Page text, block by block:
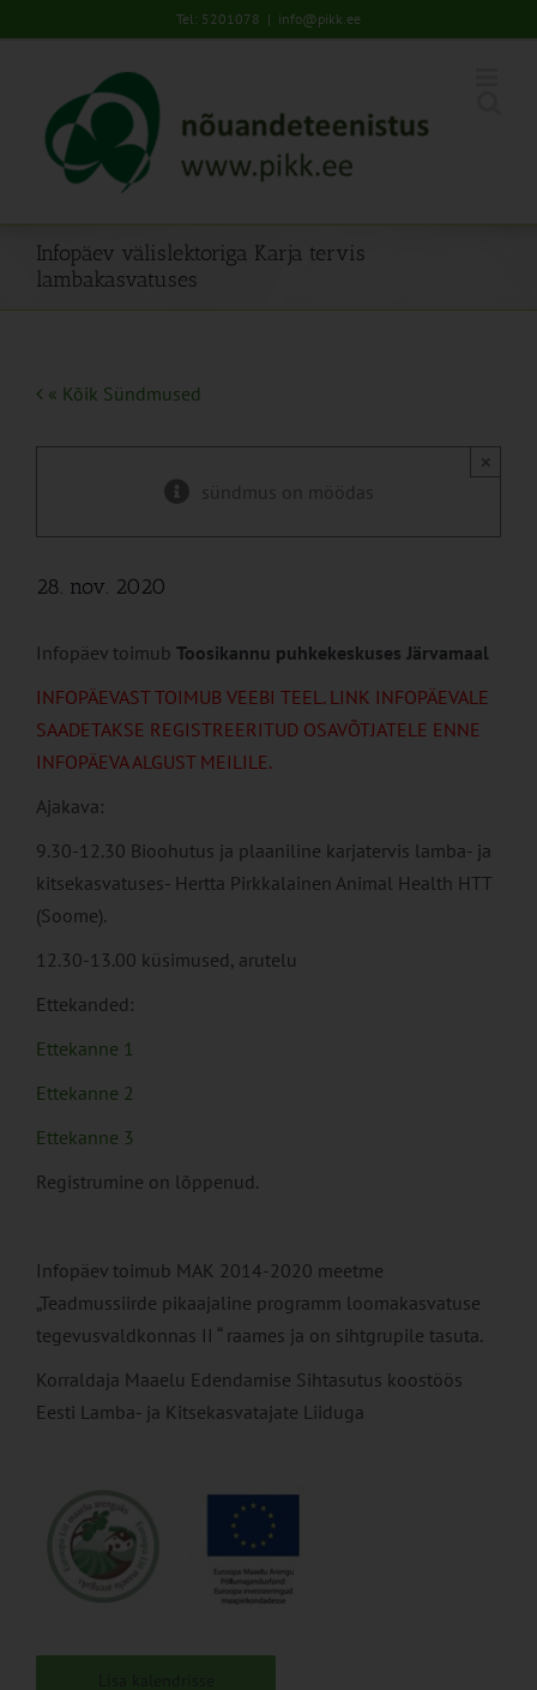
to
Tel: 5201078 | info@pikk.ee
Infopäev välislektoriga Karja tervis
lambakasvatuses
« Kõik Sündmused
sündmus on möödas
×
28. nov. 2020
Infopäev toimub Toosikannu puhkekeskuses Järvamaal
INFOPÄEVAST TOIMUB VEEBI TEEL. LINK INFOPÄEVALE
SAADETAKSE REGISTREERITUD OSAVÕTJATELE ENNE
INFOPÄEVA ALGUST MEILILE.
Ajakava:
9.30-12.30 Bioohutus ja plaaniline karjatervis lamba- ja
kitsekasvatuses- Hertta Pirkkalainen Animal Health HTT
(Soome).
12.30-13.00 küsimused, arutelu
Ettekanded:
Ettekanne 1
Ettekanne 2
Ettekanne 3
Registrumine on lõppenud.
Infopäev toimub MAK 2014-2020 meetme
„Teadmussiirde pikaajaline programm loomakasvatuse
tegevusvaldkonnas II “ raames ja on sihtgrupile tasuta.
Korraldaja Maaelu Edendamise Sihtasutus koostöös
Eesti Lamba- ja Kitsekasvatajate Liiduga